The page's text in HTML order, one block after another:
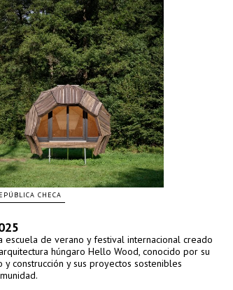
CHECA
escuela de verano y festival internacional creado
húngaro Hello Wood, conocido por su
construcción y sus proyectos sostenibles